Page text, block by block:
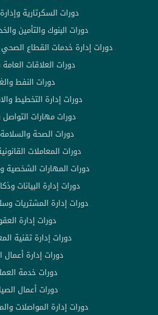
دورات السكرتارية
دورات البنوك والتأمين
دورات إدارة خدمات القطاع الصحي
دورات العلاقات العامة
دورات النفط
دورات إدارة التخطيط
دورات مهارات التواصل
دورات الصحة والسلامة
دورات المعاملات
دورات المهارات الشخصية
دورات إدارة البيانات
دورات إدارة المشتريات
دورات إدارة
دورات إدارة تقنية
دورات إدارة أعمال
دورات خدمة
دورات أعمال
دورات إدارة المواصلات